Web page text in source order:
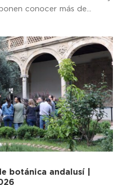
conocer más de...
botánica andalusí |